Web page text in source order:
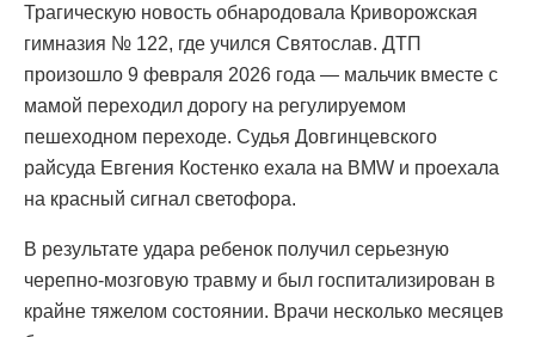
Трагическую новость обнародовала Криворожская
гимназия № 122, где учился Святослав. ДТП
произошло 9 февраля 2026 года — мальчик вместе с
мамой переходил дорогу на регулируемом
пешеходном переходе. Судья Довгинцевского
райсуда Евгения Костенко ехала на BMW и проехала
на красный сигнал светофора.
В результате удара ребенок получил серьезную
черепно-мозговую травму и был госпитализирован в
крайне тяжелом состоянии. Врачи несколько месяцев